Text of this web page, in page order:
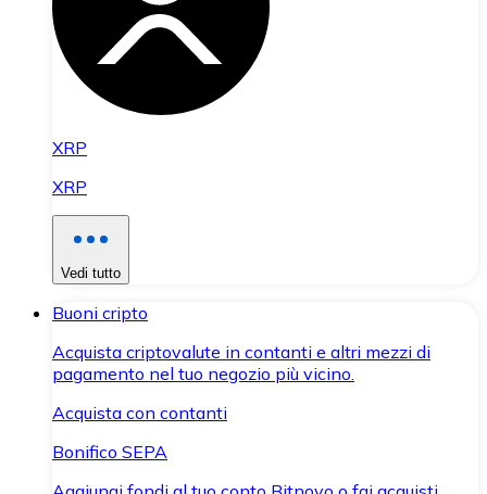
XRP
XRP
Vedi tutto
Buoni cripto
Acquista criptovalute in contanti e altri mezzi di
pagamento nel tuo negozio più vicino.
Acquista con contanti
Bonifico SEPA